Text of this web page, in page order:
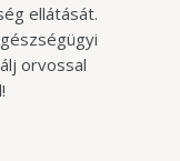
ellátását.
orvossal